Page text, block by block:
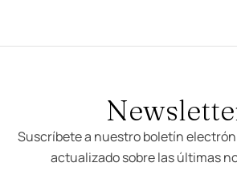
Suscríbete a nuestro boletín
actualizado sobre las últimas